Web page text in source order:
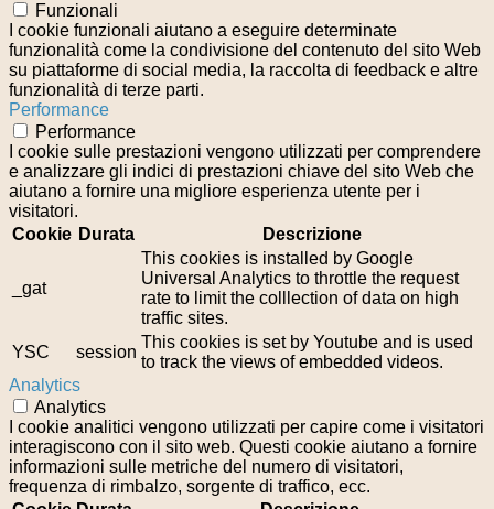
Funzionali
I cookie funzionali aiutano a eseguire determinate
funzionalità come la condivisione del contenuto del sito Web
su piattaforme di social media, la raccolta di feedback e altre
funzionalità di terze parti.
Performance
Performance
I cookie sulle prestazioni vengono utilizzati per comprendere
e analizzare gli indici di prestazioni chiave del sito Web che
aiutano a fornire una migliore esperienza utente per i
visitatori.
Cookie Durata Descrizione
_gat
This cookies is installed by Google
Universal Analytics to throttle the request
rate to limit the colllection of data on high
traffic sites.
YSC
session
This cookies is set by Youtube and is used
to track the views of embedded videos.
Analytics
Analytics
I cookie analitici vengono utilizzati per capire come i visitatori
interagiscono con il sito web. Questi cookie aiutano a fornire
informazioni sulle metriche del numero di visitatori,
frequenza di rimbalzo, sorgente di traffico, ecc.